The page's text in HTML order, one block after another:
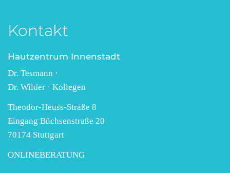
Kontakt
Hautzentrum Innenstadt
Dr. Tesmann ·
Dr. Wilder · Kollegen
Theodor-Heuss-Straße 8
Eingang Büchsenstraße 20
70174 Stuttgart
ONLINEBERATUNG